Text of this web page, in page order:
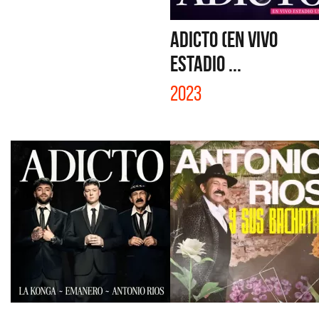
ADICTO (EN VIVO
ESTADIO ...
2023